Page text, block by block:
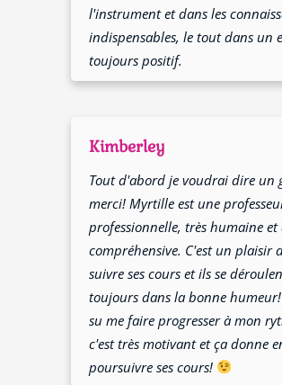
l'instrument et dans les
indispensables, le tout dans un
toujours positif.
Kimberley
Tout d'abord je voudrai dire un
merci! Myrtille est une
professionnelle, très humaine et
compréhensive. C'est un plaisir
suivre ses cours et ils se
toujours dans la bonne
su me faire progresser à mon
c'est très motivant et ça donne
poursuivre ses cours!